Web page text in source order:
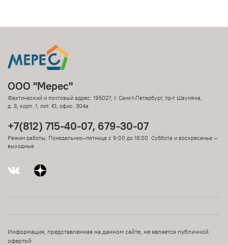
ООО "Мерес"
Фактический и почтовый адрес: 195027, г. Санкт-Петербург, пр-т Шаумяна,
д. 8, корп. 1, лит. Ю, офис. 304а
+7(812) 715-40-07, 679-30-07
Режим работы: Понедельник–пятница с 9:00 до 18:00 Суббота и воскресенье —
выходные
Информация, представленная на данном сайте, не является публичной
офертой